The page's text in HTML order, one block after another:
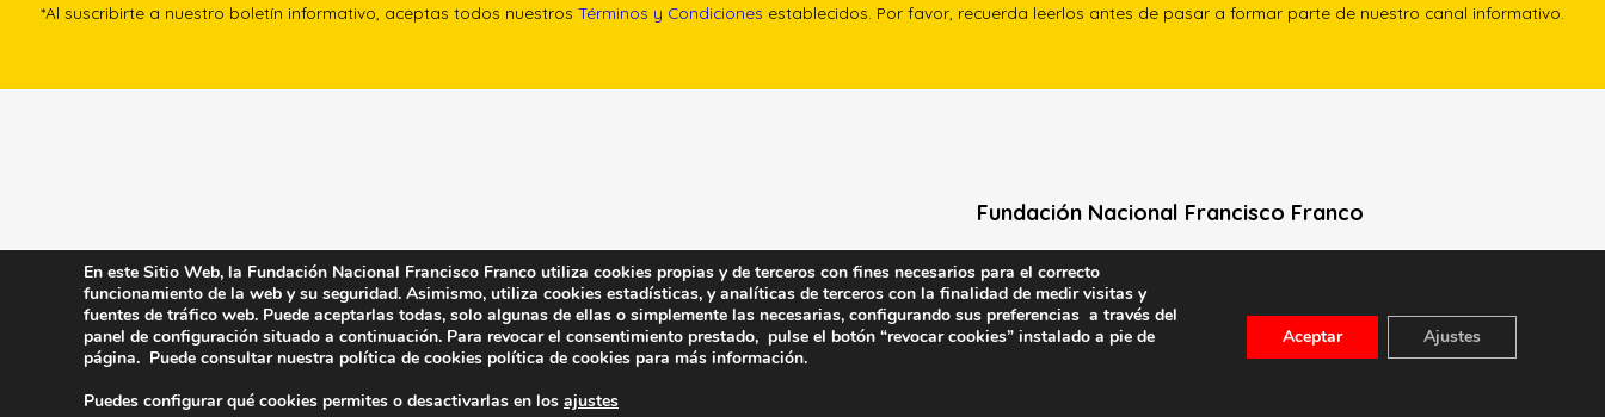
*Al suscribirte a nuestro boletín informativo, aceptas todos nuestros Términos y Condiciones establecidos. Por favor, recuerda leerlos antes de pasar a formar parte de nuestro canal informativo.
Fundación Nacional Francisco Franco
Calle Edgar Neville, 1 -1º Izq
(antes calle General Moscardó)
28020 (Madrid) – Tel. 91 541 21 22
En este Sitio Web, la Fundación Nacional Francisco Franco utiliza cookies propias y de terceros con fines necesarios para el correcto
funcionamiento de la web y su seguridad. Asimismo, utiliza cookies estadísticas, y analíticas de terceros con la finalidad de medir visitas y
fuentes de tráfico web. Puede aceptarlas todas, solo algunas de ellas o simplemente las necesarias, configurando sus preferencias a través del
panel de configuración situado a continuación. Para revocar el consentimiento prestado, pulse el botón “revocar cookies” instalado a pie de
página. Puede consultar nuestra política de cookies política de cookies para más información.
Puedes configurar qué cookies permites o desactivarlas en los ajustes
Aceptar Ajustes